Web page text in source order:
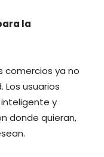
la
comercios ya no
Los usuarios
y
donde quieran,